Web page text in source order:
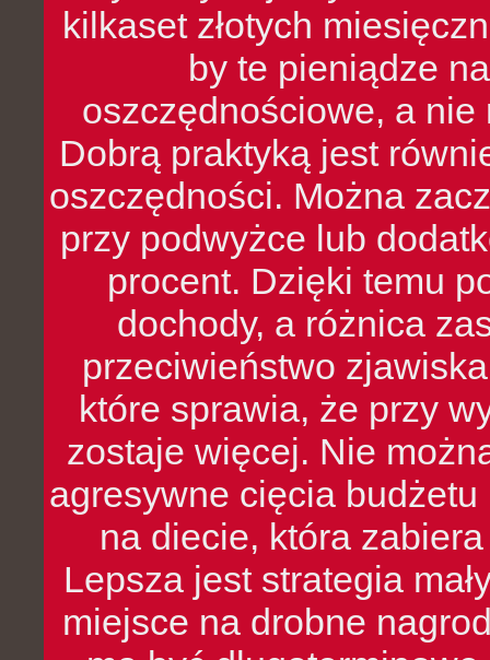
kilkaset złotych
by te pieniądze
oszczędnościowe, a nie
Dobrą praktyką jest
oszczędności. Można
przy podwyżce lub
procent. Dzięki temu
dochody, a różnica
przeciwieństwo
które sprawia, że przy
zostaje więcej. Nie
agresywne cięcia
na diecie, która
Lepsza jest strategia
miejsce na drobne